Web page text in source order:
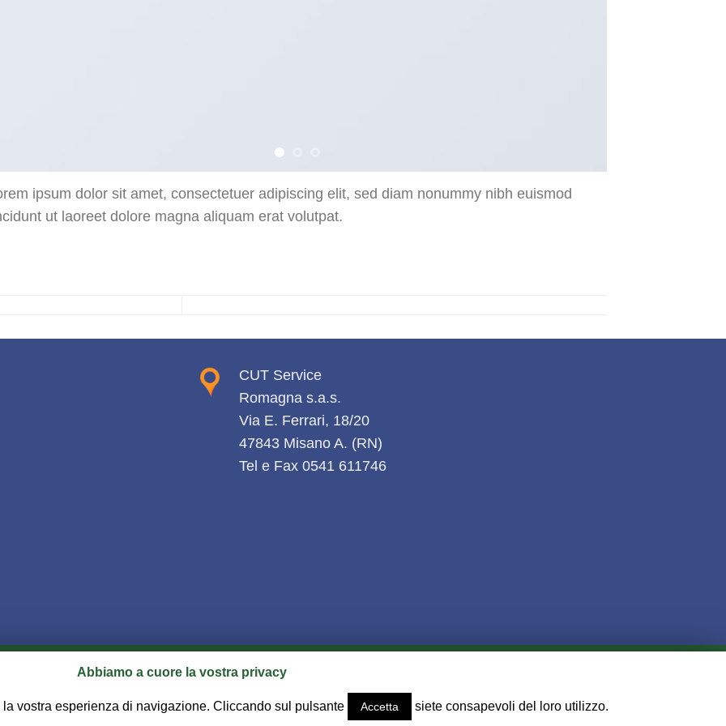
ipsum dolor sit amet, consectetuer adipiscing elit, sed diam nonummy nibh euismod
ut laoreet dolore magna aliquam erat volutpat.
CUT Service
Romagna s.a.s.
Via E. Ferrari, 18/20
47843 Misano A. (RN)
Tel e Fax 0541 611746
P.I. 03187730407 - Via E. Ferrari, 18/20 - 47843 Misano A. (RN) - Tel - Fax 0541 611746.
Abbiamo a cuore la vostra privacy
vostra esperienza di navigazione. Cliccando sul pulsante Accetta siete consapevoli del loro utilizzo.